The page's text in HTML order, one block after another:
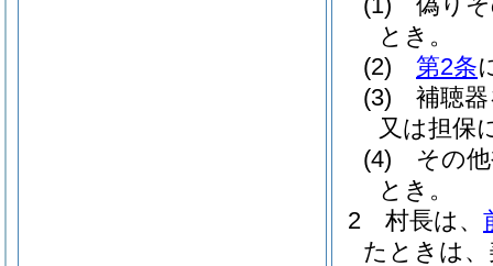
とき。
(2)
第2条
(3)
補聴
又は担保
(4)
その
とき。
2
村長は、
たときは